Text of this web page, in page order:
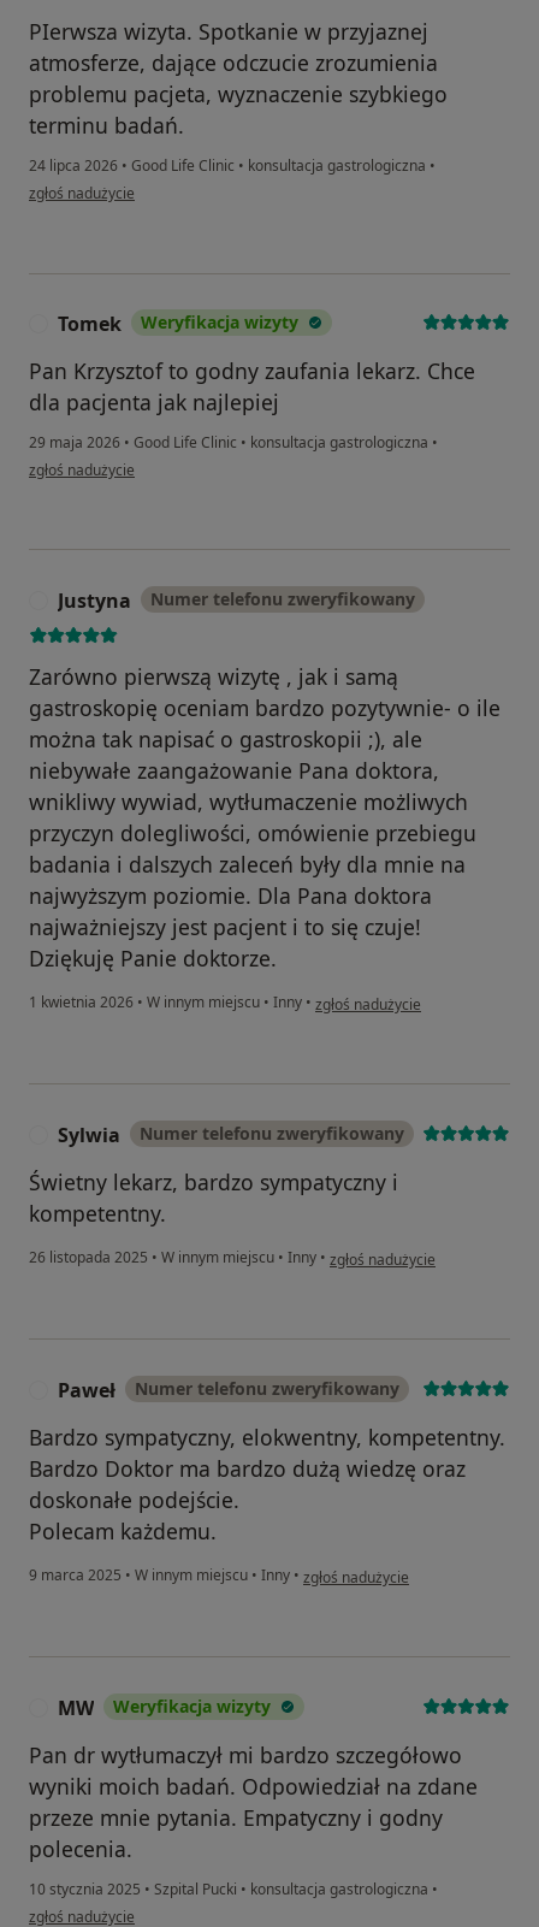
PIerwsza wizyta. Spotkanie w przyjaznej
atmosferze, dające odczucie zrozumienia
problemu pacjeta, wyznaczenie szybkiego
terminu badań.
24 lipca 2026 • Good Life Clinic • konsultacja gastrologiczna •
w opinii użytkownika Danuta U.
zgłoś nadużycie
Tomek Weryfikacja wizyty
Pan Krzysztof to godny zaufania lekarz. Chce
dla pacjenta jak najlepiej
29 maja 2026 • Good Life Clinic • konsultacja gastrologiczna •
w opinii użytkownika Tomek
zgłoś nadużycie
Justyna Numer telefonu zweryfikowany
Zarówno pierwszą wizytę , jak i samą
gastroskopię oceniam bardzo pozytywnie- o ile
można tak napisać o gastroskopii ;), ale
niebywałe zaangażowanie Pana doktora,
wnikliwy wywiad, wytłumaczenie możliwych
przyczyn dolegliwości, omówienie przebiegu
badania i dalszych zaleceń były dla mnie na
najwyższym poziomie. Dla Pana doktora
najważniejszy jest pacjent i to się czuje!
Dziękuję Panie doktorze.
1 kwietnia 2026 • W innym miejscu • Inny • w opinii użytkownika Justyna
zgłoś nadużycie
Sylwia Numer telefonu zweryfikowany
Świetny lekarz, bardzo sympatyczny i
kompetentny.
26 listopada 2025 • W innym miejscu • Inny • w opinii użytkownika Sylwia
zgłoś nadużycie
Paweł Numer telefonu zweryfikowany
Bardzo sympatyczny, elokwentny, kompetentny.
Bardzo Doktor ma bardzo dużą wiedzę oraz
doskonałe podejście.
Polecam każdemu.
9 marca 2025 • W innym miejscu • Inny • w opinii użytkownika Paweł
zgłoś nadużycie
MW Weryfikacja wizyty
Pan dr wytłumaczył mi bardzo szczegółowo
wyniki moich badań. Odpowiedział na zdane
przeze mnie pytania. Empatyczny i godny
polecenia.
10 stycznia 2025 • Szpital Pucki • konsultacja gastrologiczna •
w opinii użytkownika MW
zgłoś nadużycie